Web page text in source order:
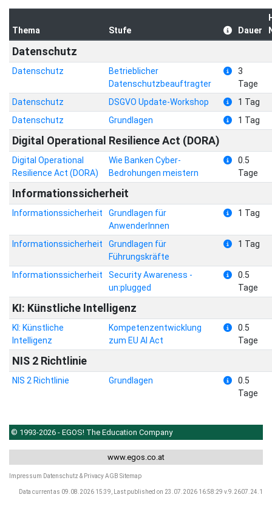
Thema Stufe Dauer
Datenschutz
Datenschutz
Betrieblicher
Datenschutzbeauftragter
3
Tage
Datenschutz
DSGVO Update-Workshop
1 Tag
Datenschutz
Grundlagen 1 Tag
Digital Operational Resilience Act (DORA)
Digital Operational
Resilience Act (DORA)
Wie Banken Cyber-
Bedrohungen meistern
0.5
Tage
Informationssicherheit
Informationssicherheit
Grundlagen für
AnwenderInnen
1 Tag
Informationssicherheit
Grundlagen für
Führungskräfte
1 Tag
Informationssicherheit
Security Awareness -
un:plugged
0.5
Tage
KI: Künstliche Intelligenz
KI: Künstliche
Intelligenz
Kompetenzentwicklung
zum EU AI Act
0.5
Tage
NIS 2 Richtlinie
NIS 2 Richtlinie Grundlagen
0.5
Tage
© 1993-2026 - EGOS! The Education Company
www.egos.co.at
Impressum Datenschutz & PrivacyAGB Sitemap
Data current as 09.08.2026 15:39, Last published on 23.07.2026 16:58:29 v.9.2607.24.1